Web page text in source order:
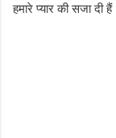
हमारे प्यार की सजा दी हैं